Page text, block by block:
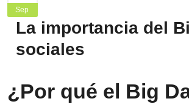
Sep
La importancia del
sociales
¿Por qué el Big